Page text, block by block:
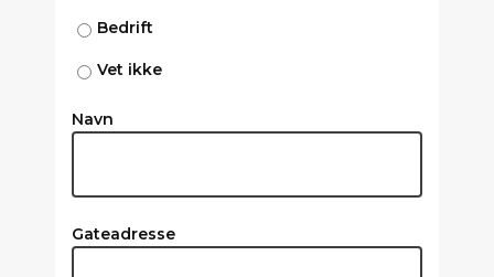
Bedrift
Vet ikke
Navn
Gateadresse